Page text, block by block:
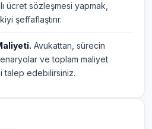
ücret sözleşmesi yapmak,
şeffaflaştırır.
Avukattan, sürecin
ve toplam maliyet
talep edebilirsiniz.